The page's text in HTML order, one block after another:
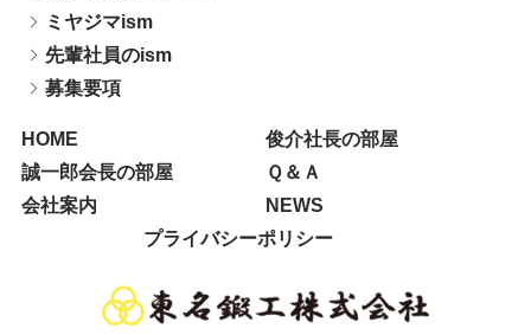
ミヤジマism
先輩社員のism
募集要項
HOME
俊介社長の部屋
誠一郎会長の部屋
Ｑ＆Ａ
会社案内
NEWS
プライバシーポリシー